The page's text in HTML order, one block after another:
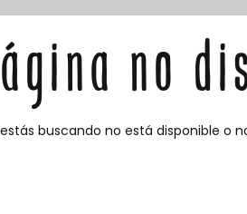
no
buscando no está disponible o